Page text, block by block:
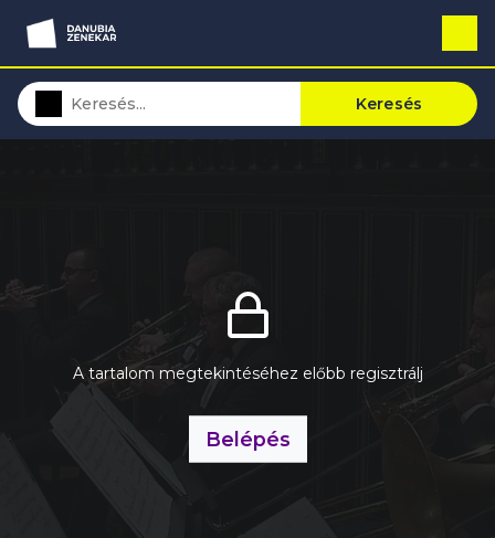
Keresés
A tartalom megtekintéséhez előbb regisztrálj
Belépés